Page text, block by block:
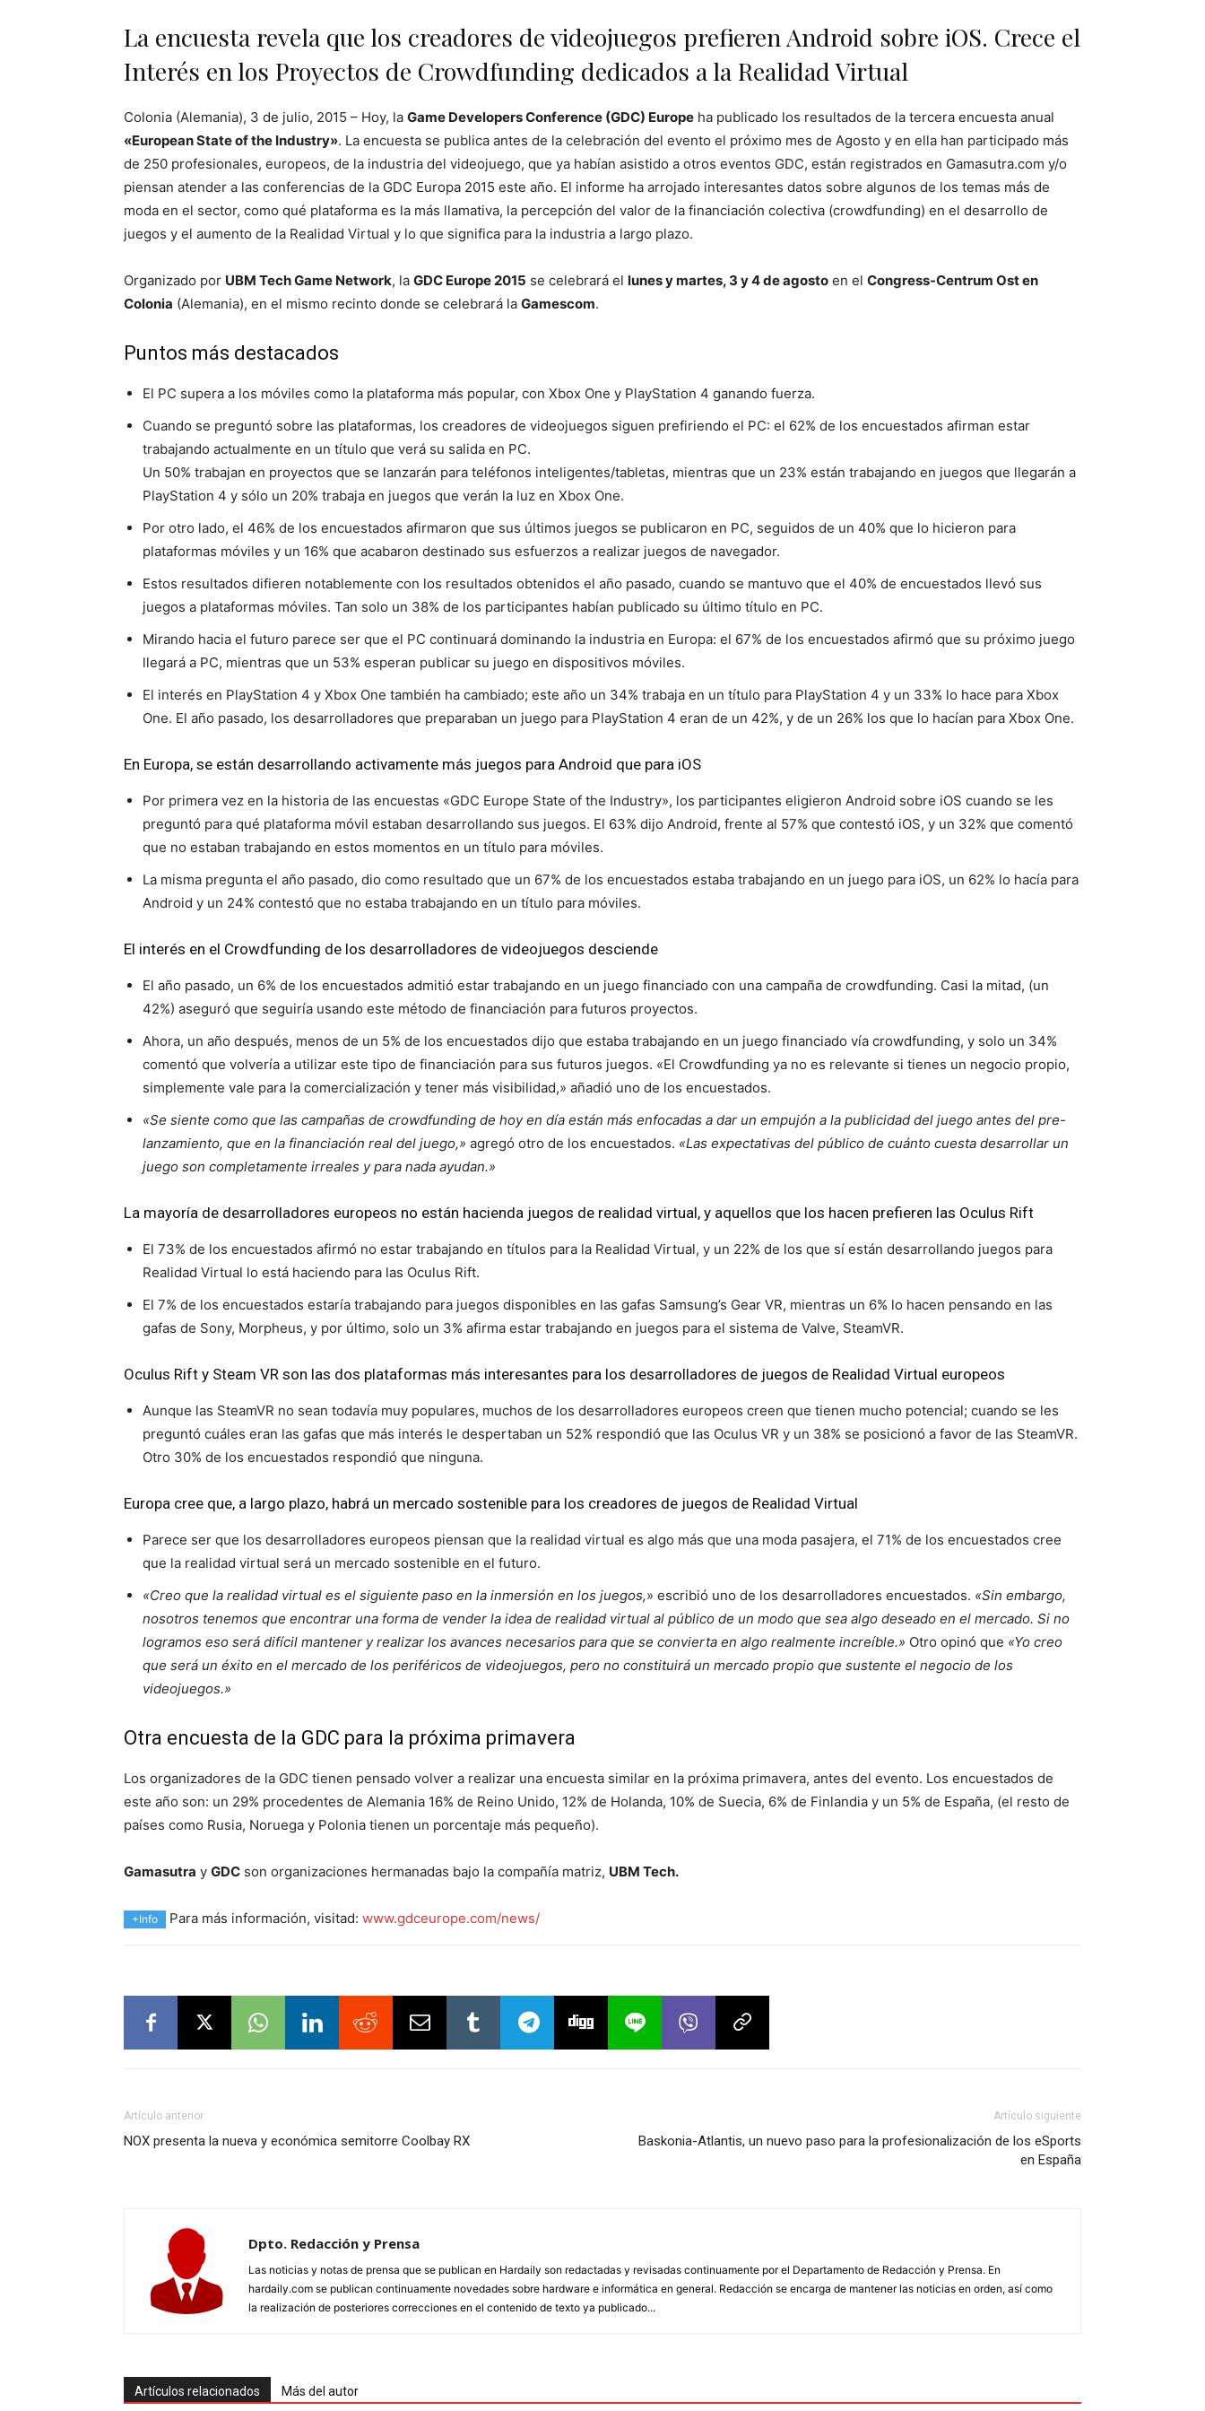
La encuesta revela que los creadores de videojuegos prefieren Android sobre iOS. Crece el
Interés en los Proyectos de Crowdfunding dedicados a la Realidad Virtual
Colonia (Alemania), 3 de julio, 2015 – Hoy, la Game Developers Conference (GDC) Europe ha publicado los resultados de la tercera encuesta anual
«European State of the Industry». La encuesta se publica antes de la celebración del evento el próximo mes de Agosto y en ella han participado más
de 250 profesionales, europeos, de la industria del videojuego, que ya habían asistido a otros eventos GDC, están registrados en Gamasutra.com y/o
piensan atender a las conferencias de la GDC Europa 2015 este año. El informe ha arrojado interesantes datos sobre algunos de los temas más de
moda en el sector, como qué plataforma es la más llamativa, la percepción del valor de la financiación colectiva (crowdfunding) en el desarrollo de
juegos y el aumento de la Realidad Virtual y lo que significa para la industria a largo plazo.
Organizado por UBM Tech Game Network, la GDC Europe 2015 se celebrará el lunes y martes, 3 y 4 de agosto en el Congress-Centrum Ost en
Colonia (Alemania), en el mismo recinto donde se celebrará la Gamescom.
Puntos más destacados
El PC supera a los móviles como la plataforma más popular, con Xbox One y PlayStation 4 ganando fuerza.
Cuando se preguntó sobre las plataformas, los creadores de videojuegos siguen prefiriendo el PC: el 62% de los encuestados afirman estar
trabajando actualmente en un título que verá su salida en PC.
Un 50% trabajan en proyectos que se lanzarán para teléfonos inteligentes/tabletas, mientras que un 23% están trabajando en juegos que llegarán a
PlayStation 4 y sólo un 20% trabaja en juegos que verán la luz en Xbox One.
Por otro lado, el 46% de los encuestados afirmaron que sus últimos juegos se publicaron en PC, seguidos de un 40% que lo hicieron para
plataformas móviles y un 16% que acabaron destinado sus esfuerzos a realizar juegos de navegador.
Estos resultados difieren notablemente con los resultados obtenidos el año pasado, cuando se mantuvo que el 40% de encuestados llevó sus
juegos a plataformas móviles. Tan solo un 38% de los participantes habían publicado su último título en PC.
Mirando hacia el futuro parece ser que el PC continuará dominando la industria en Europa: el 67% de los encuestados afirmó que su próximo juego
llegará a PC, mientras que un 53% esperan publicar su juego en dispositivos móviles.
El interés en PlayStation 4 y Xbox One también ha cambiado; este año un 34% trabaja en un título para PlayStation 4 y un 33% lo hace para Xbox
One. El año pasado, los desarrolladores que preparaban un juego para PlayStation 4 eran de un 42%, y de un 26% los que lo hacían para Xbox One.
En Europa, se están desarrollando activamente más juegos para Android que para iOS
Por primera vez en la historia de las encuestas «GDC Europe State of the Industry», los participantes eligieron Android sobre iOS cuando se les
preguntó para qué plataforma móvil estaban desarrollando sus juegos. El 63% dijo Android, frente al 57% que contestó iOS, y un 32% que comentó
que no estaban trabajando en estos momentos en un título para móviles.
La misma pregunta el año pasado, dio como resultado que un 67% de los encuestados estaba trabajando en un juego para iOS, un 62% lo hacía para
Android y un 24% contestó que no estaba trabajando en un título para móviles.
El interés en el Crowdfunding de los desarrolladores de videojuegos desciende
El año pasado, un 6% de los encuestados admitió estar trabajando en un juego financiado con una campaña de crowdfunding. Casi la mitad, (un
42%) aseguró que seguiría usando este método de financiación para futuros proyectos.
Ahora, un año después, menos de un 5% de los encuestados dijo que estaba trabajando en un juego financiado vía crowdfunding, y solo un 34%
comentó que volvería a utilizar este tipo de financiación para sus futuros juegos. «El Crowdfunding ya no es relevante si tienes un negocio propio,
simplemente vale para la comercialización y tener más visibilidad,» añadió uno de los encuestados.
«Se siente como que las campañas de crowdfunding de hoy en día están más enfocadas a dar un empujón a la publicidad del juego antes del pre-
lanzamiento, que en la financiación real del juego,» agregó otro de los encuestados. «Las expectativas del público de cuánto cuesta desarrollar un
juego son completamente irreales y para nada ayudan.»
La mayoría de desarrolladores europeos no están hacienda juegos de realidad virtual, y aquellos que los hacen prefieren las Oculus Rift
El 73% de los encuestados afirmó no estar trabajando en títulos para la Realidad Virtual, y un 22% de los que sí están desarrollando juegos para
Realidad Virtual lo está haciendo para las Oculus Rift.
El 7% de los encuestados estaría trabajando para juegos disponibles en las gafas Samsung’s Gear VR, mientras un 6% lo hacen pensando en las
gafas de Sony, Morpheus, y por último, solo un 3% afirma estar trabajando en juegos para el sistema de Valve, SteamVR.
Oculus Rift y Steam VR son las dos plataformas más interesantes para los desarrolladores de juegos de Realidad Virtual europeos
Aunque las SteamVR no sean todavía muy populares, muchos de los desarrolladores europeos creen que tienen mucho potencial; cuando se les
preguntó cuáles eran las gafas que más interés le despertaban un 52% respondió que las Oculus VR y un 38% se posicionó a favor de las SteamVR.
Otro 30% de los encuestados respondió que ninguna.
Europa cree que, a largo plazo, habrá un mercado sostenible para los creadores de juegos de Realidad Virtual
Parece ser que los desarrolladores europeos piensan que la realidad virtual es algo más que una moda pasajera, el 71% de los encuestados cree
que la realidad virtual será un mercado sostenible en el futuro.
«Creo que la realidad virtual es el siguiente paso en la inmersión en los juegos,» escribió uno de los desarrolladores encuestados. «Sin embargo,
nosotros tenemos que encontrar una forma de vender la idea de realidad virtual al público de un modo que sea algo deseado en el mercado. Si no
logramos eso será difícil mantener y realizar los avances necesarios para que se convierta en algo realmente increíble.» Otro opinó que «Yo creo
que será un éxito en el mercado de los periféricos de videojuegos, pero no constituirá un mercado propio que sustente el negocio de los
videojuegos.»
Otra encuesta de la GDC para la próxima primavera
Los organizadores de la GDC tienen pensado volver a realizar una encuesta similar en la próxima primavera, antes del evento. Los encuestados de
este año son: un 29% procedentes de Alemania 16% de Reino Unido, 12% de Holanda, 10% de Suecia, 6% de Finlandia y un 5% de España, (el resto de
países como Rusia, Noruega y Polonia tienen un porcentaje más pequeño).
Gamasutra y GDC son organizaciones hermanadas bajo la compañía matriz, UBM Tech.
+Info Para más información, visitad: www.gdceurope.com/news/
Artículo anterior
NOX presenta la nueva y económica semitorre Coolbay RX
Artículo siguiente
Baskonia-Atlantis, un nuevo paso para la profesionalización de los eSports
en España
Dpto. Redacción y Prensa
Las noticias y notas de prensa que se publican en Hardaily son redactadas y revisadas continuamente por el Departamento de Redacción y Prensa. En
hardaily.com se publican continuamente novedades sobre hardware e informática en general. Redacción se encarga de mantener las noticias en orden, así como
la realización de posteriores correcciones en el contenido de texto ya publicado...
Artículos relacionados Más del autor